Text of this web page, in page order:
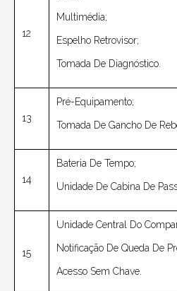
12
Multimédia;
Espelho Retrovisor;
Tomada De Diagnóstico.
13
Pré-Equipamento;
Tomada De Gancho De
14
Bateria De Tempo;
Unidade De Cabina De
15
Unidade Central Do
Notificação De Queda De
Acesso Sem Chave.